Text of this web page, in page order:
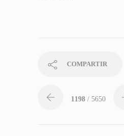
COMPARTIR
1198 / 5650